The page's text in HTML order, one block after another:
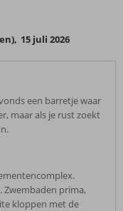
, 15 juli 2026
een barretje waar
maar als je rust zoekt
Zwembaden prima,
kloppen met de